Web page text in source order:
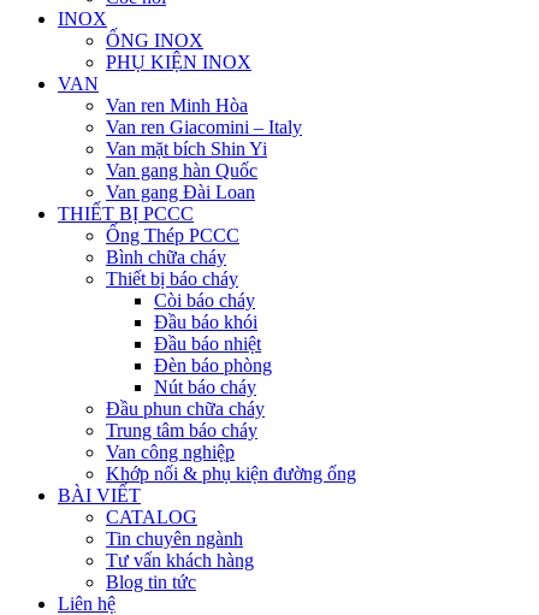
INOX
ỐNG INOX
PHỤ KIỆN INOX
VAN
Van ren Minh Hòa
Van ren Giacomini – Italy
Van mặt bích Shin Yi
Van gang hàn Quốc
Van gang Đài Loan
THIẾT BỊ PCCC
Ống Thép PCCC
Bình chữa cháy
Thiết bị báo cháy
Còi báo cháy
Đầu báo khói
Đầu báo nhiệt
Đèn báo phòng
Nút báo cháy
Đầu phun chữa cháy
Trung tâm báo cháy
Van công nghiệp
Khớp nối & phụ kiện đường ống
BÀI VIẾT
CATALOG
Tin chuyên ngành
Tư vấn khách hàng
Blog tin tức
Liên hệ